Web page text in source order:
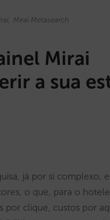
Mirai Metasearch
Mirai
a sua
já por si complexo,
o que, para o
por clique, custos por